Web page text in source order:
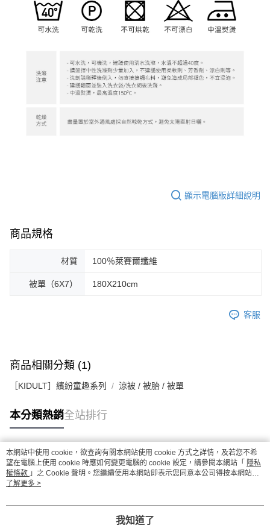
顯示電腦版詳細說明
商品規格
材質 100％萊賽爾纖維
被單（6X7） 180X210cm
客服
商品相關分類 (1)
［KIDULT］繽紛童趣系列 涼被 / 被胎 / 被單
本分類熱銷全站排行
熱門標籤
本網站中使用 cookie，欲查詢有關本網站使用 cookie 方式之詳情，及若您不希
望在電腦上使用 cookie 時應如何變更電腦的 cookie 設定，請參閱本網站「 隱私
權條款 」之 Cookie 聲明。您繼續使用本網站即表示您同意本公司得按本網站使
用條款之 Cookie 聲明使用 cookie。
了解更多 >
我知道了